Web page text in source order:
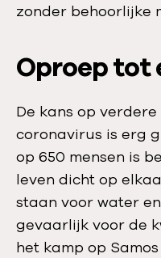
zonder behoorlijke
Oproep tot
De kans op
coronavirus is erg
op 650 mensen is
leven dicht op
staan voor water
gevaarlijk voor de
het kamp op